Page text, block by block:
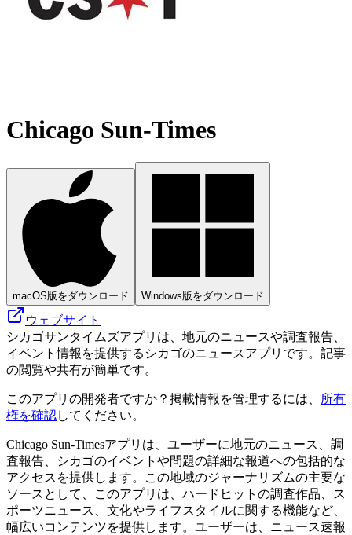
Chicago Sun-Times
macOS版をダウンロード Windows版をダウンロード
ウェブサイト
シカゴサンタイムズアプリは、地元のニュースや調査報告、
イベント情報を提供するシカゴのニュースアプリです。記事
の閲覧や共有が簡単です。
このアプリの開発者ですか？掲載情報を管理するには、
所有
権を確認してください。
Chicago Sun-Timesアプリは、ユーザーに地元のニュース、調
査報告、シカゴのイベントや問題の詳細な報道への包括的な
アクセスを提供します。この地域のジャーナリズムの主要な
ソースとして、このアプリは、ハードヒットの調査作品、ス
ポーツニュース、文化やライフスタイルに関する機能など、
幅広いコンテンツを提供します。ユーザーは、ニュース速報